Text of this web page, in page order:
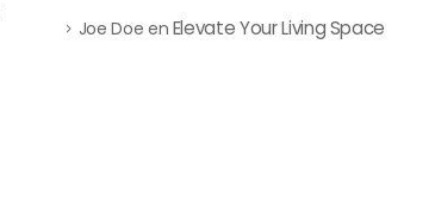
Joe Doe en Elevate Your Living Space